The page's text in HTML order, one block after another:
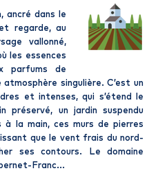
ancré dans le
regarde, au
vallonné,
les essences
parfums de
atmosphère singulière. C’est un
et intenses, qui s’étend le
préservé, un jardin suspendu
à la main, ces murs de pierres
que le vent frais du nord-
ses contours. Le domaine
Franc...